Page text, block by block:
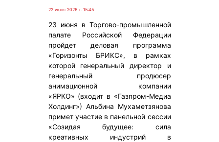
22 июня 2026 г. 15:45
23 июня в Торгово-промышленной
палате Российской Федерации
пройдет деловая программа
«Горизонты БРИКС», в рамках
которой генеральный директор и
генеральный продюсер
анимационной компании
«ЯРКО» (входит в «Газпром-Медиа
Холдинг») Альбина Мухаметзянова
примет участие в панельной сессии
«Созидая будущее: сила
креативных индустрий в